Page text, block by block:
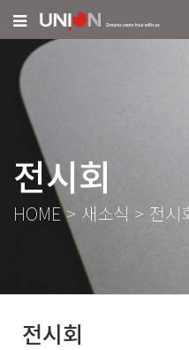
전시회
HOME> 새소식 > 전시
전시회